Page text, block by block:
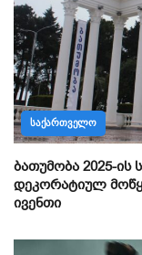
ᲡᲐᲥᲐᲠᲗᲕᲔᲚᲝ
ბათუმობა 2025-
დეკორატიულ
ივენთი